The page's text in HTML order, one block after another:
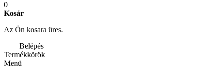
0
Kosár
Az Ön kosara üres.
Belépés
Termékkörök
Menü